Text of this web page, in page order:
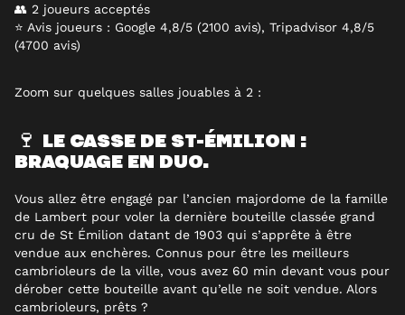
👥 2 joueurs acceptés
⭐ Avis joueurs : Google 4,8/5 (2100 avis), Tripadvisor 4,8/5
(4700 avis)
Zoom sur quelques salles jouables à 2 :
🍷 LE CASSE DE ST-ÉMILION :
BRAQUAGE EN DUO.
Vous allez être engagé par l’ancien majordome de la famille
de Lambert pour voler la dernière bouteille classée grand
cru de St Émilion datant de 1903 qui s’apprête à être
vendue aux enchères. Connus pour être les meilleurs
cambrioleurs de la ville, vous avez 60 min devant vous pour
dérober cette bouteille avant qu’elle ne soit vendue. Alors
cambrioleurs, prêts ?